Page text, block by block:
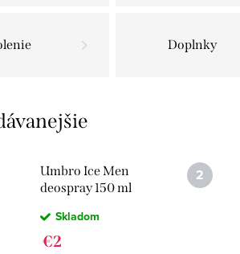
Doplnky
Umbro Ice Men
deospray 150 ml
Skladom
€2